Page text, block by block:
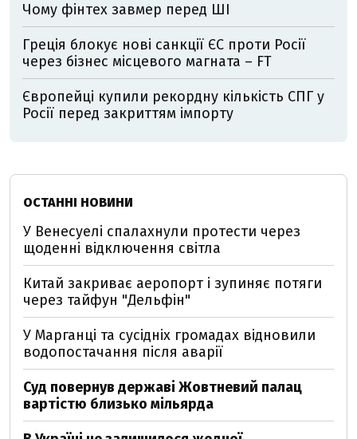
Чому фінтех завмер перед ШІ
Греція блокує нові санкції ЄС проти Росії
через бізнес місцевого магната – FT
Європейці купили рекордну кількість СПГ у
Росії перед закриттям імпорту
ОСТАННІ НОВИНИ
У Венесуелі спалахнули протести через
щоденні відключення світла
Китай закриває аеропорт і зупиняє потяги
через тайфун "Дельфін"
У Марганці та сусідніх громадах відновили
водопостачання після аварії
Суд повернув державі Жовтневий палац
вартістю близько мільярда